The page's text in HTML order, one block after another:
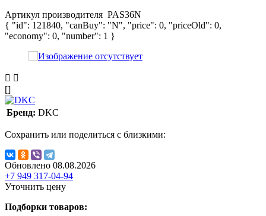
Артикул производителя PAS36N
{ "id": 121840, "canBuy": "N", "price": 0, "priceOld": 0,
"economy": 0, "number": 1 }
[]
Бренд: DKC
Сохранить или поделиться с близкими:
Обновлено 08.08.2026
+7 949 317-04-94
Уточнить цену
Подборки товаров: